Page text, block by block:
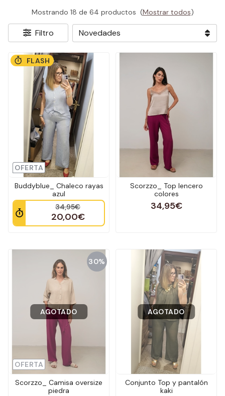
Mostrando 18 de 64 productos (Mostrar todos)
Filtro
OFERTA
FLASH
Buddyblue_ Chaleco rayas
azul
34,95€
20,00€
Scorzzo_ Top lencero
colores
34,95€
30%
OFERTA
AGOTADO
Scorzzo_ Camisa oversize
piedra
AGOTADO
Conjunto Top y pantalón
kaki